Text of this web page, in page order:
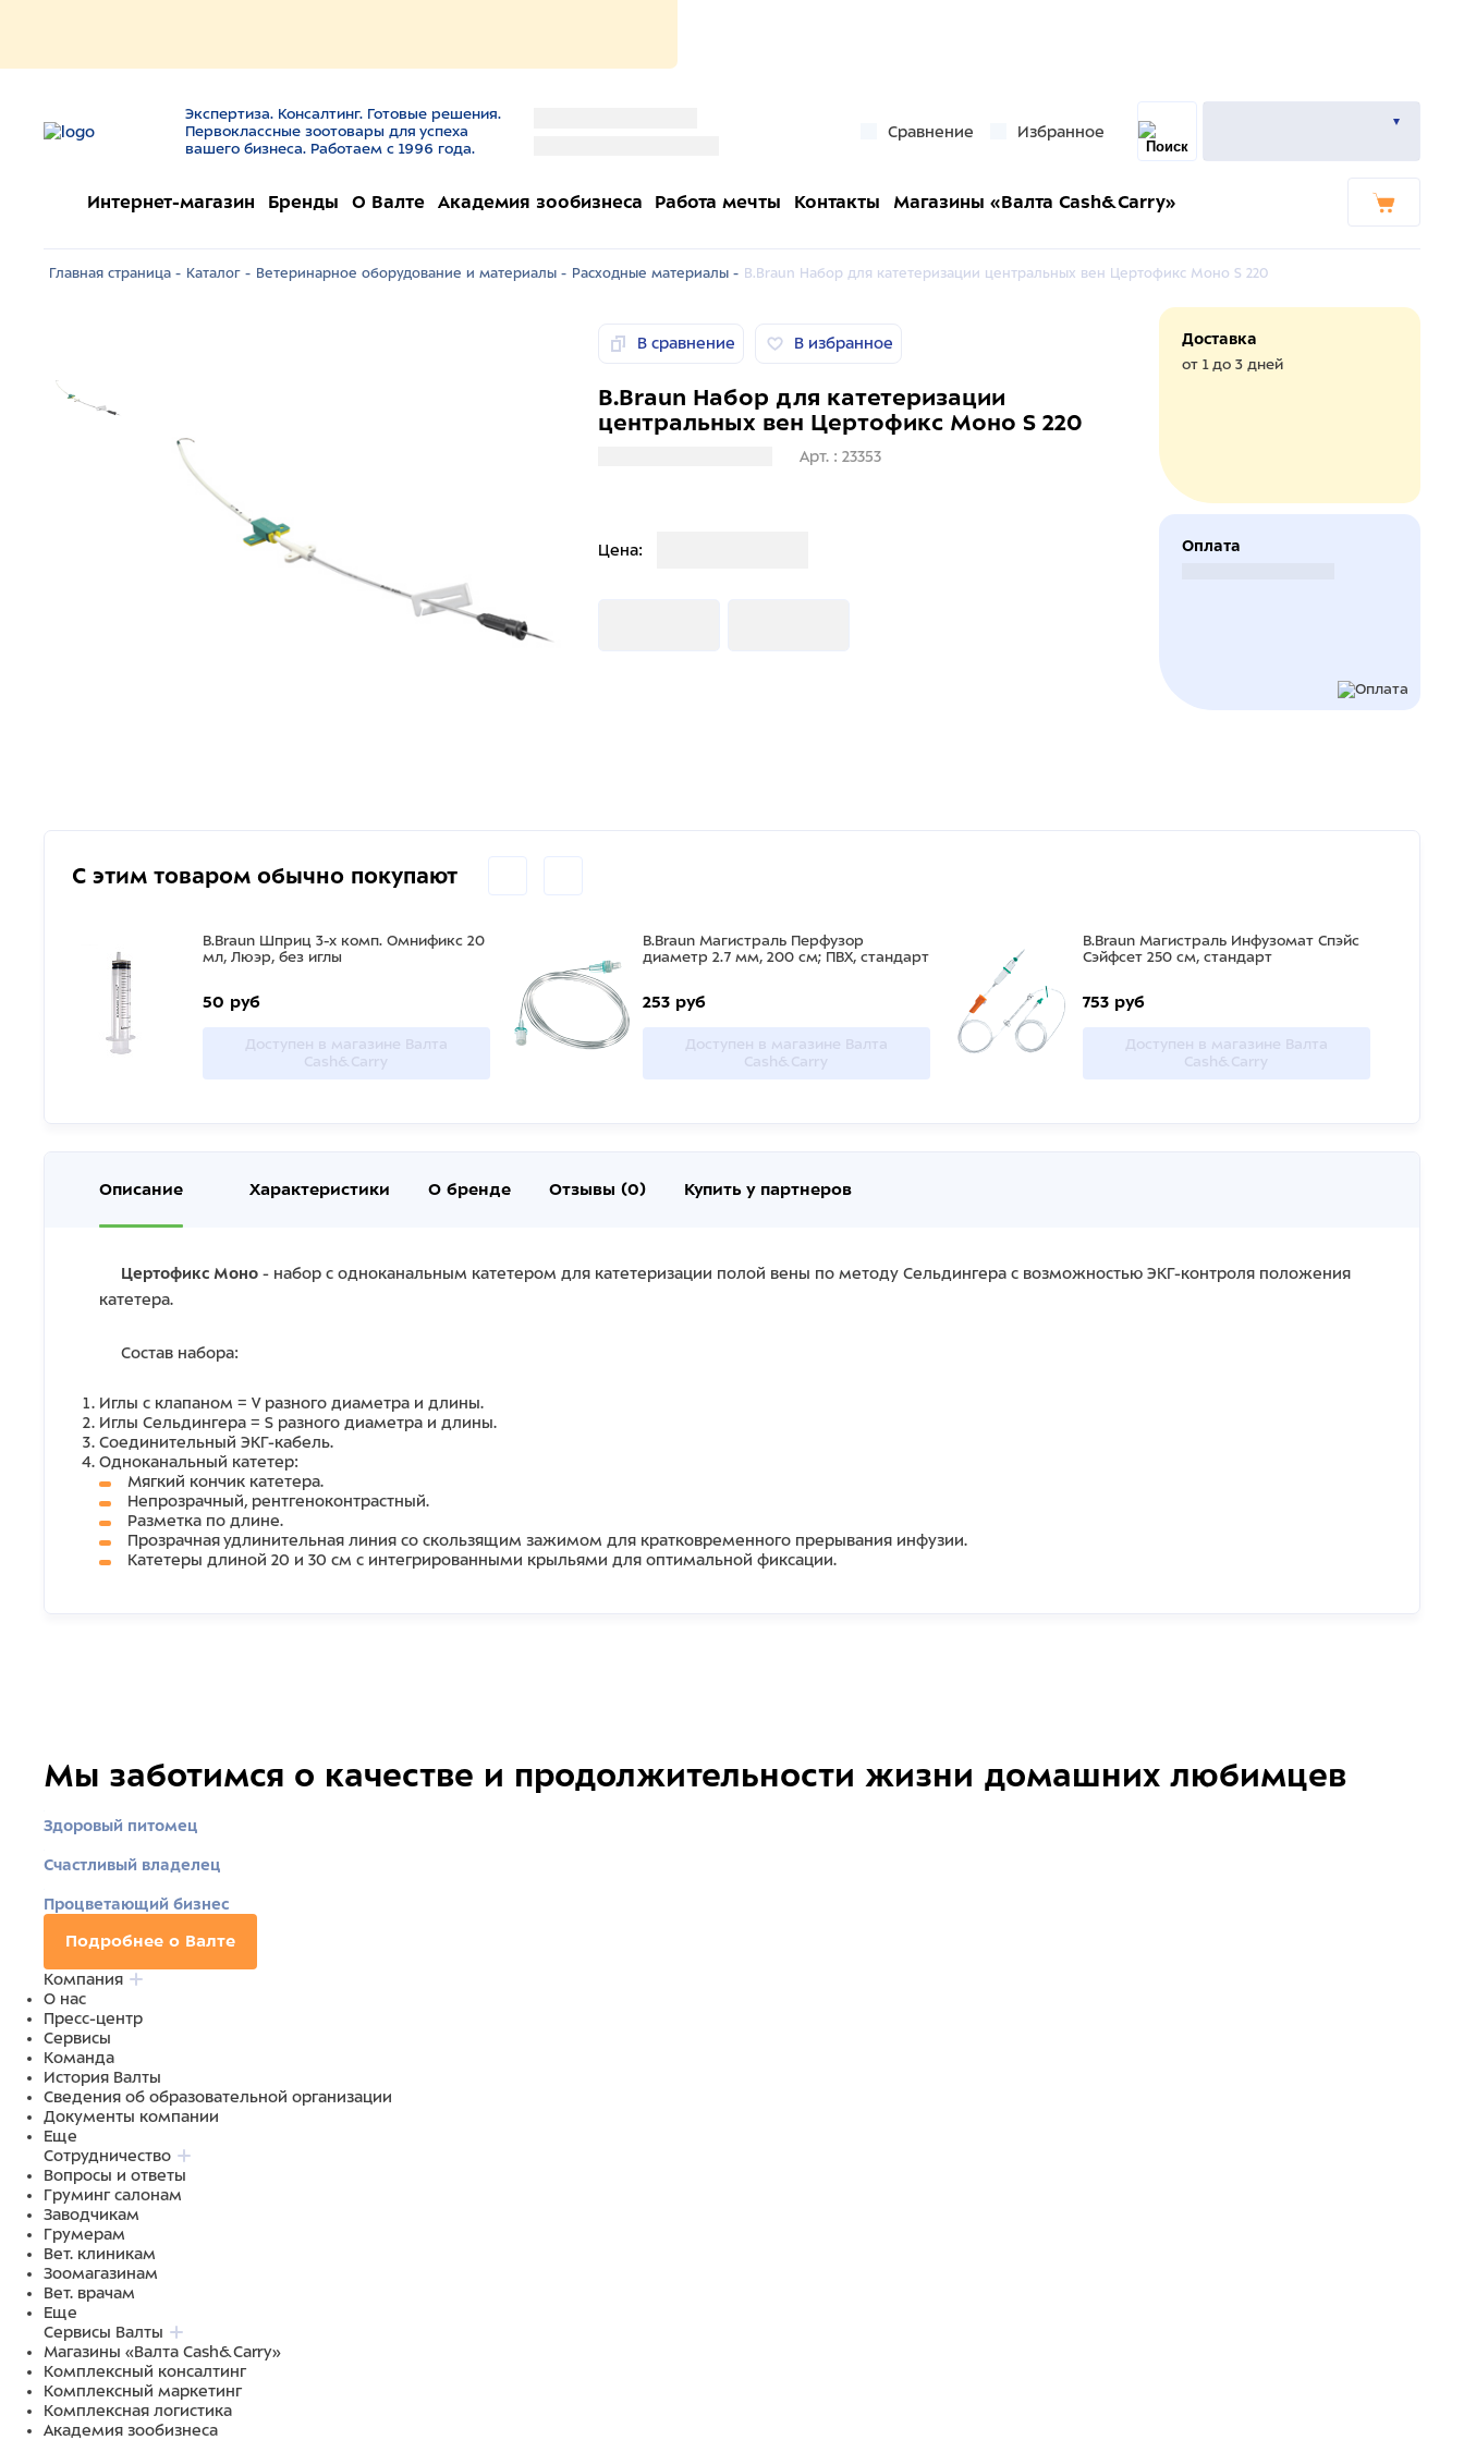
Экспертиза. Консалтинг. Готовые решения.
Первоклассные зоотовары для успеха
вашего бизнеса. Работаем с 1996 года.
Сравнение Избранное
Интернет-магазин Бренды О Валте Академия зообизнеса Работа мечты Контакты Магазины «Валта Cash&Carry»
Главная страница - Каталог - Ветеринарное оборудование и материалы - Расходные материалы - B.Braun Набор для катетеризации центральных вен Цертофикс Моно S 220
В сравнение В избранное
B.Braun Набор для катетеризации
центральных вен Цертофикс Моно S 220
Арт. : 23353
Цена:
Доставка
от 1 до 3 дней
Оплата
С этим товаром обычно покупают
B.Braun Шприц 3-х комп. Омнификс 20
мл, Люэр, без иглы
50 руб
Доступен в магазине Валта
Cash&Carry
B.Braun Магистраль Перфузор
диаметр 2.7 мм, 200 см; ПВХ, стандарт
253 руб
Доступен в магазине Валта
Cash&Carry
B.Braun Магистраль Инфузомат Спэйс
Сэйфсет 250 см, стандарт
753 руб
Доступен в магазине Валта
Cash&Carry
Описание Характеристики О бренде Отзывы (0) Купить у партнеров
Цертофикс Моно - набор с одноканальным катетером для катетеризации полой вены по методу Сельдингера с возможностью ЭКГ-контроля положения
катетера.
Состав набора:
Иглы с клапаном = V разного диаметра и длины.
Иглы Сельдингера = S разного диаметра и длины.
Соединительный ЭКГ-кабель.
Одноканальный катетер:
Мягкий кончик катетера.
Непрозрачный, рентгеноконтрастный.
Разметка по длине.
Прозрачная удлинительная линия со скользящим зажимом для кратковременного прерывания инфузии.
Катетеры длиной 20 и 30 см с интегрированными крыльями для оптимальной фиксации.
Мы заботимся о качестве и продолжительности жизни домашних любимцев
Здоровый питомец
Счастливый владелец
Процветающий бизнес
Подробнее о Валте
Компания
О нас
Пресс-центр
Сервисы
Команда
История Валты
Сведения об образовательной организации
Документы компании
Еще
Сотрудничество
Вопросы и ответы
Груминг салонам
Заводчикам
Грумерам
Вет. клиникам
Зоомагазинам
Вет. врачам
Еще
Сервисы Валты
Магазины «Валта Cash&Carry»
Комплексный консалтинг
Комплексный маркетинг
Комплексная логистика
Академия зообизнеса